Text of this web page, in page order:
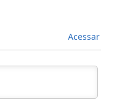
Acessar